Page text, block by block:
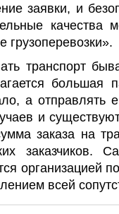
заявки, и
качества
грузоперевозки».
транспорт
большая
а отправлять
и
заказа на
заказчиков.
организацией
всей